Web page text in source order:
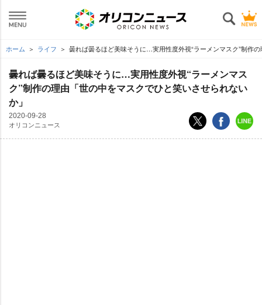
ホーム ライフ 曇れば曇るほど美味そうに…実用性度外視“ラーメンマスク”制作
曇れば曇るほど美味そうに…実用性度外視“ラーメンマス
ク”制作の理由「世の中をマスクでひと笑いさせられない
か」
2020-09-28
オリコンニュース